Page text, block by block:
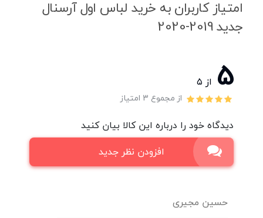
امتیاز کاربران به خرید لباس اول آرسنال
جدید 2019-2020
5 از ۵
از مجموع 3 امتیاز
دیدگاه خود را درباره این کالا بیان کنید
افزودن نظر جدید
حسین مجیری